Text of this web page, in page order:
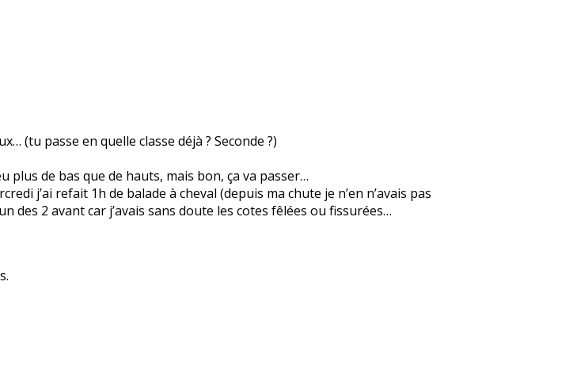
(tu passe en quelle classe déjà ? Seconde ?)
plus de bas que de hauts, mais bon, ça va passer…
j’ai refait 1h de balade à cheval (depuis ma chute je n’en n’avais pas
des 2 avant car j’avais sans doute les cotes fêlées ou fissurées…